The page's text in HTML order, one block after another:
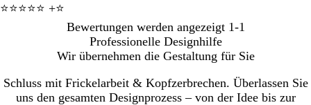
⭐️⭐️⭐️⭐️⭐️ +⭐️
Bewertungen werden angezeigt 1-1
Professionelle Designhilfe
Wir übernehmen die Gestaltung für Sie
Schluss mit Frickelarbeit & Kopfzerbrechen. Überlassen Sie
uns den gesamten Designprozess – von der Idee bis zur